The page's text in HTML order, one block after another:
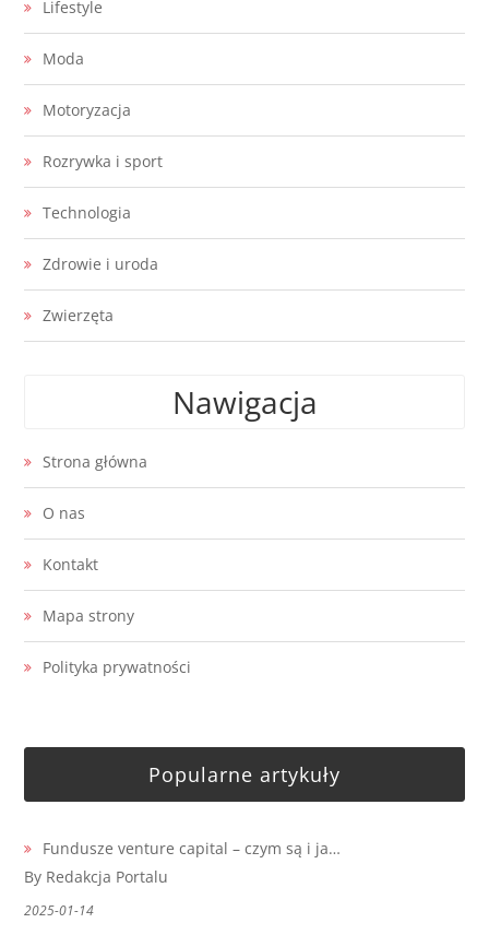
Lifestyle
Moda
Motoryzacja
Rozrywka i sport
Technologia
Zdrowie i uroda
Zwierzęta
Nawigacja
Strona główna
O nas
Kontakt
Mapa strony
Polityka prywatności
Popularne artykuły
Fundusze venture capital – czym są i ja…
By Redakcja Portalu
2025-01-14